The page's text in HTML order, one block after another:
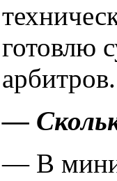
готовлю
арбитров.
—
— В